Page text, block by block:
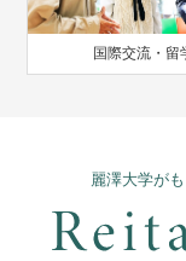
国際交流・留
麗澤大学が